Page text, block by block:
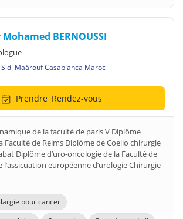
Mohamed BERNOUSSI
Sidi Maârouf Casablanca Maroc
Prendre Rendez-vous
de la faculté de paris V Diplôme
Faculté de Reims Diplôme de Coelio chirurgie
Diplôme d’uro-oncologie de la Faculté de
européenne d’urologie Chirurgie
pour cancer